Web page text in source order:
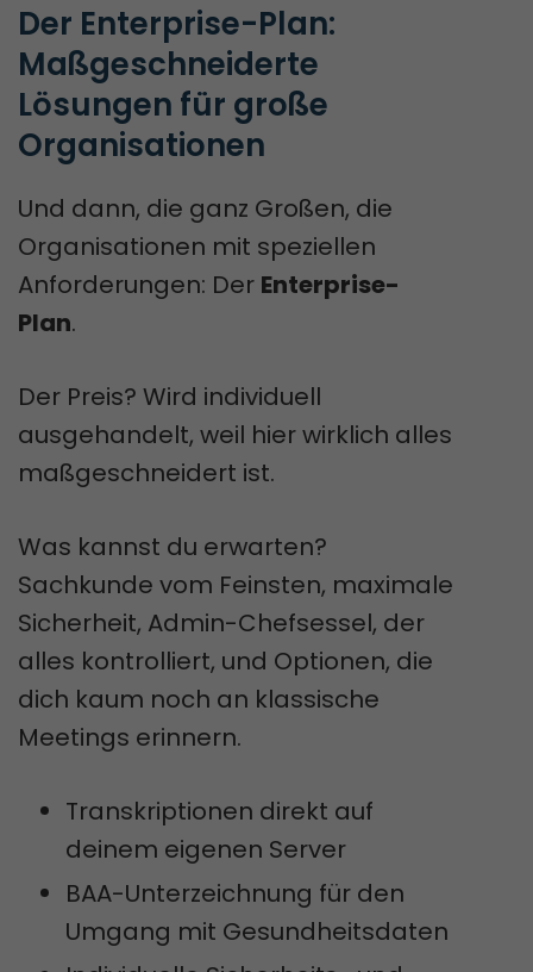
Der Enterprise-Plan:
Maßgeschneiderte
Lösungen für große
Organisationen
Und dann, die ganz Großen, die
Organisationen mit speziellen
Anforderungen: Der Enterprise-
Plan.
Der Preis? Wird individuell
ausgehandelt, weil hier wirklich alles
maßgeschneidert ist.
Was kannst du erwarten?
Sachkunde vom Feinsten, maximale
Sicherheit, Admin-Chefsessel, der
alles kontrolliert, und Optionen, die
dich kaum noch an klassische
Meetings erinnern.
Transkriptionen direkt auf
deinem eigenen Server
BAA-Unterzeichnung für den
Umgang mit Gesundheitsdaten